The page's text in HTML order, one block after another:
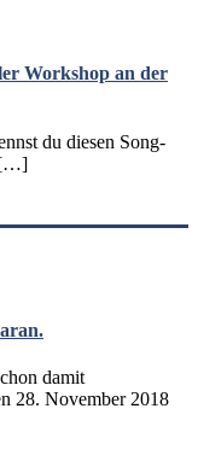
Workshop an der
du diesen Song-
[…]
damit
28. November 2018